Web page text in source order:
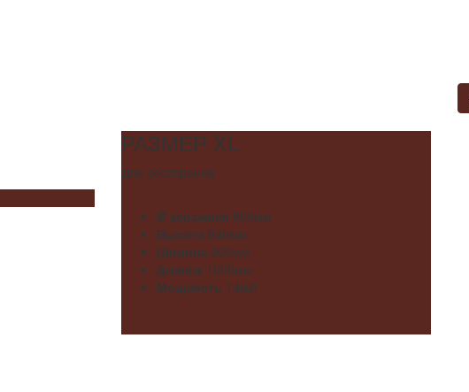
РАЗМЕР XL
Для ресторанов
Ø керамики 800мм
Высота 840мм
Ширина 900мм
Длинна 1000мм
Мощность 14кВт